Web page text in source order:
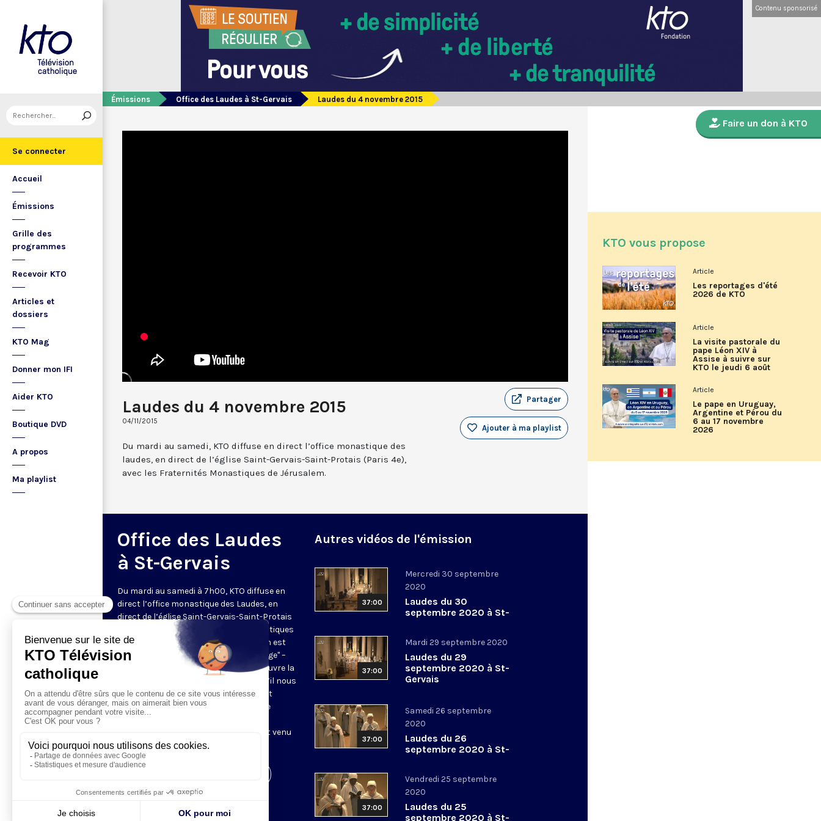
Se connecter
Accueil
Émissions
Grille des
programmes
Recevoir KTO
Articles et
dossiers
KTO Mag
Donner mon IFI
Aider KTO
Boutique DVD
A propos
Ma playlist
Contenu sponsorisé
Émissions Office des Laudes à St-Gervais Laudes du 4 novembre 2015
Laudes du 4 novembre 2015
04/11/2015
Partager
Ajouter à ma playlist
Du mardi au samedi, KTO diffuse en direct l’office monastique des
laudes, en direct de l’église Saint-Gervais-Saint-Protais (Paris 4e),
avec les Fraternités Monastiques de Jérusalem.
Office des Laudes
à St-Gervais
Du mardi au samedi à 7h00, KTO diffuse en
direct l’office monastique des Laudes, en
direct de l’église Saint-Gervais-Saint-Protais
(Paris IVe), avec les Fraternités Monastiques
de Jérusalem. Les Laudes – dont le nom est
dérivé du terme latin qui signifie "louange" –
sont d’abord la prière de louange qui ouvre la
journée pour remercier Dieu du don qu’il nous
fait de ce jour nouveau, et le placer tout
entier sous son regard. Mais son heure
Résurrection du Seigneur, "soleil levant venu
nous visiter" (Lc 1,28).
Autres vidéos de l'émission
37:00
Mercredi 30 septembre
2020
Laudes du 30
septembre 2020 à St-
37:00
Mardi 29 septembre 2020
Laudes du 29
septembre 2020 à St-
Gervais
37:00
Samedi 26 septembre
2020
Laudes du 26
septembre 2020 à St-
37:00
Vendredi 25 septembre
2020
Laudes du 25
septembre 2020 à St-
Faire un don à KTO
KTO vous propose
Article
Les reportages d'été
2026 de KTO
Article
La visite pastorale du
pape Léon XIV à
Assise à suivre sur
KTO le jeudi 6 août
Article
Le pape en Uruguay,
Argentine et Pérou du
6 au 17 novembre
2026